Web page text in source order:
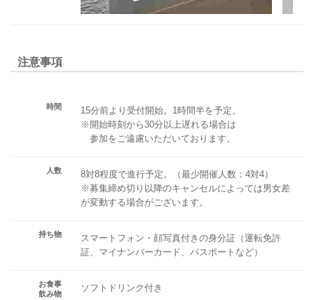
注意事項
時間
15分前より受付開始。1時間半を予定。
※開始時刻から30分以上遅れる場合は
参加をご遠慮いただいております。
人数
8対8程度で進行予定。（最少開催人数：4対4）
※募集締め切り以降のキャンセルによっては男女差
が変動する場合がございます。
持ち物
スマートフォン・顔写真付きの身分証（運転免許
証、マイナンバーカード、パスポートなど）
お食事
飲み物
ソフトドリンク付き